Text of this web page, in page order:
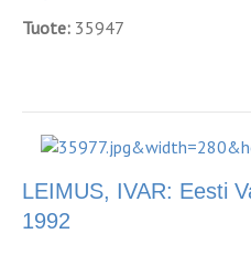
Tuote: 35947
LEIMUS, IVAR: Eesti
1992